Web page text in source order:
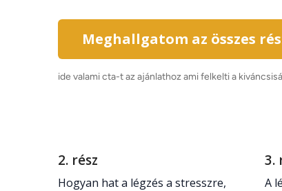
Meghallgatom az összes
ide valami cta-t az ajánlathoz ami felkelti a
2. rész
Hogyan hat a légzés a stresszre,
3.
A